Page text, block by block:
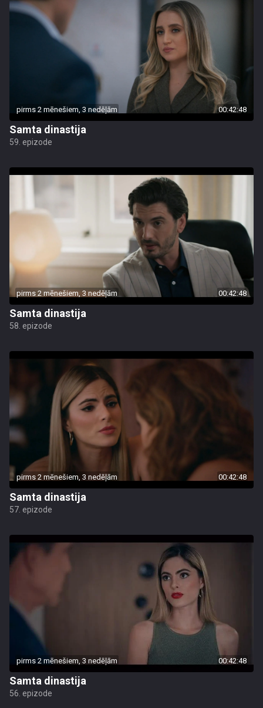
pirms 2 mēnešiem, 3 nedēļām 00:42:48
Samta dinastija
59. epizode
pirms 2 mēnešiem, 3 nedēļām 00:42:48
Samta dinastija
58. epizode
pirms 2 mēnešiem, 3 nedēļām 00:42:48
Samta dinastija
57. epizode
pirms 2 mēnešiem, 3 nedēļām 00:42:48
Samta dinastija
56. epizode